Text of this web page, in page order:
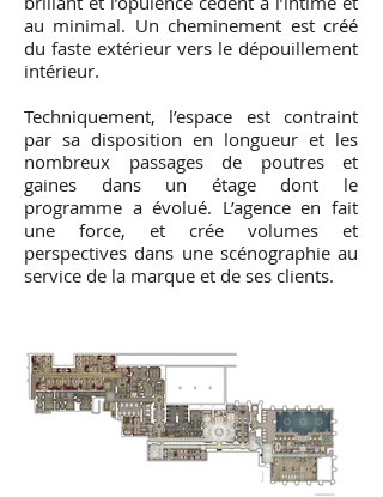
au minimal. Un cheminement est créé
du faste extérieur vers le dépouillement
intérieur.
Techniquement, l’espace est contraint
par sa disposition en longueur et les
nombreux passages de poutres et
gaines dans un étage dont le
programme a évolué. L’agence en fait
une force, et crée volumes et
perspectives dans une scénographie au
service de la marque et de ses clients.